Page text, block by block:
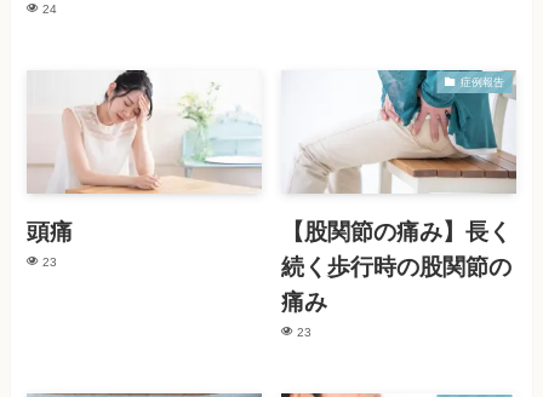
24
頭痛
23
症例報告
【股関節の痛み】長く
続く歩行時の股関節の
痛み
23